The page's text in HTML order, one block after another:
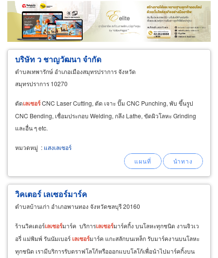
ขายส่ง ขายปลีก ผู้ผลิต
ตัวแทนจัดจำหน่าย
ผู้ส่งออก/นำเข้า
ธุรกิจบริการ
บริษัท ว ชาญวัฒนา จำกัด
ตำบลเทพารักษ์ อำเภอเมืองสมุทรปราการ จังหวัด
สมุทรปราการ 10270
ตัดเลเซอร์CNC Laser Cutting, ตัด เจาะ ปั๊ม CNC Punching, พับ ขึ้นรูป
CNC Bending, เชื่อมประกอบ Welding, กลึง Lathe, ขัดผิวโลหะ Grinding
และอื่น ๆ etc.
หมวดหมู่ : แสงเลเซอร์
วิคเตอร์ เลเซอร์มาร์ค
ตำบลบ้านเก่า อำเภอพานทอง จังหวัดชลบุรี 20160
ร้านวิคเตอร์เลเซอร์มาร์ค บริการเลเซอร์มาร์คกิ้ง บนโลหะทุกชนิด งานจิวเว
อรี่ แม่พิมพ์ รันนัมเบอร์ เลเซอร์มาร์ค แกะสลักบนเหล็ก รับมาร์คงานบนโลหะ
ทุกชนิด เรามีบริการรับดราฟโลโก้หรือออกแบบโลโก้เพื่อนำไปมาร์คกิ้งบน